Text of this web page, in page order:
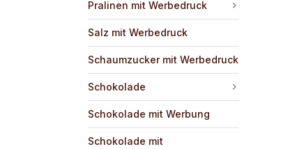
Pralinen mit Werbedruck
Salz mit Werbedruck
Schaumzucker mit Werbedruck
Schokolade
Schokolade mit Werbung
Schokolade mit